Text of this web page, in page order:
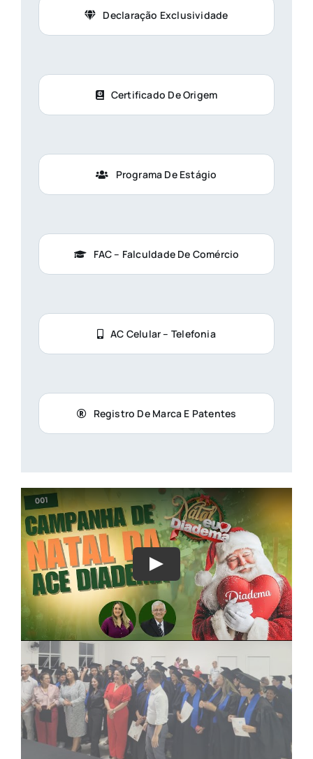
Declaração Exclusividade
Certificado De Origem
Programa De Estágio
FAC – Falculdade De Comércio
AC Celular – Telefonia
Registro De Marca E Patentes
FORMATURA DO